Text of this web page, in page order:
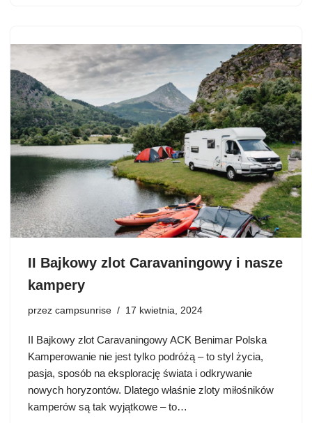
II Bajkowy zlot Caravaningowy i nasze
kampery
przez campsunrise 17 kwietnia, 2024
II Bajkowy zlot Caravaningowy ACK Benimar Polska
Kamperowanie nie jest tylko podróżą – to styl życia,
pasja, sposób na eksplorację świata i odkrywanie
nowych horyzontów. Dlatego właśnie zloty miłośników
kamperów są tak wyjątkowe – to…